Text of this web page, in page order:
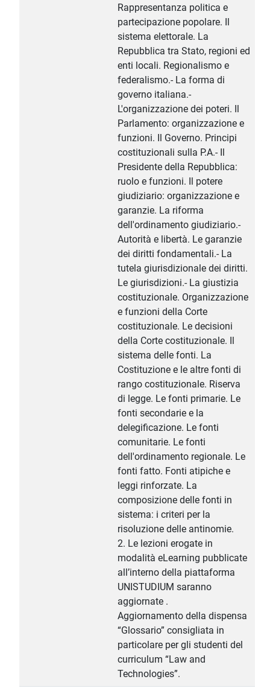
Rappresentanza politica e
partecipazione popolare. Il
sistema elettorale. La
Repubblica tra Stato, regioni ed
enti locali. Regionalismo e
federalismo.- La forma di
governo italiana.-
L'organizzazione dei poteri. Il
Parlamento: organizzazione e
funzioni. Il Governo. Principi
costituzionali sulla P.A.- Il
Presidente della Repubblica:
ruolo e funzioni. Il potere
giudiziario: organizzazione e
garanzie. La riforma
dell'ordinamento giudiziario.-
Autorità e libertà. Le garanzie
dei diritti fondamentali.- La
tutela giurisdizionale dei diritti.
Le giurisdizioni.- La giustizia
costituzionale. Organizzazione
e funzioni della Corte
costituzionale. Le decisioni
della Corte costituzionale. Il
sistema delle fonti. La
Costituzione e le altre fonti di
rango costituzionale. Riserva
di legge. Le fonti primarie. Le
fonti secondarie e la
delegificazione. Le fonti
comunitarie. Le fonti
dell'ordinamento regionale. Le
fonti fatto. Fonti atipiche e
leggi rinforzate. La
composizione delle fonti in
sistema: i criteri per la
risoluzione delle antinomie.
2. Le lezioni erogate in
modalità eLearning pubblicate
all’interno della piattaforma
UNISTUDIUM saranno
aggiornate .
Aggiornamento della dispensa
“Glossario” consigliata in
particolare per gli studenti del
curriculum “Law and
Technologies”.